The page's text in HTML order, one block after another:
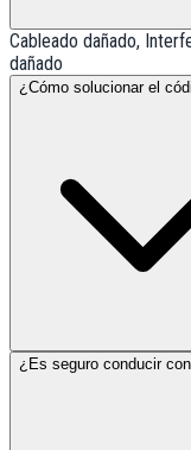
Cableado dañado,
dañado
¿Cómo solucionar el
¿Es seguro conducir